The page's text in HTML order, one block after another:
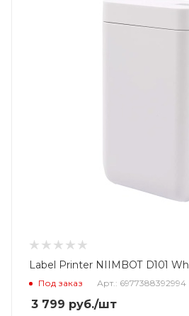
Label Printer NIIMBOT D101
Под заказ Арт.: 6977388392994
3 799 руб./шт